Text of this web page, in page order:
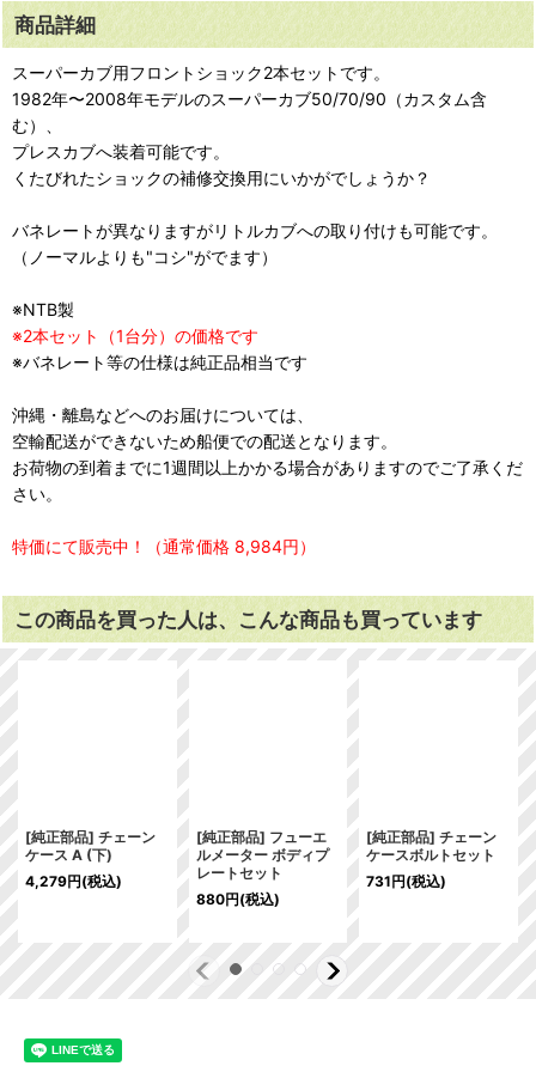
商品詳細
スーパーカブ用フロントショック2本セットです。
1982年〜2008年モデルのスーパーカブ50/70/90（カスタム含
む）、
プレスカブへ装着可能です。
くたびれたショックの補修交換用にいかがでしょうか？
バネレートが異なりますがリトルカブへの取り付けも可能です。
（ノーマルよりも"コシ"がでます）
※NTB製
※2本セット（1台分）の価格です
※バネレート等の仕様は純正品相当です
沖縄・離島などへのお届けについては、
空輸配送ができないため船便での配送となります。
お荷物の到着までに1週間以上かかる場合がありますのでご了承くだ
さい。
特価にて販売中！（通常価格 8,984円）
この商品を買った人は、こんな商品も買っています
[純正部品] チェーン
ケース A (下)
4,279円(税込)
[純正部品] フューエ
ルメーター ボディプ
レートセット
880円(税込)
[純正部品] チェーン
ケースボルトセット
731円(税込)